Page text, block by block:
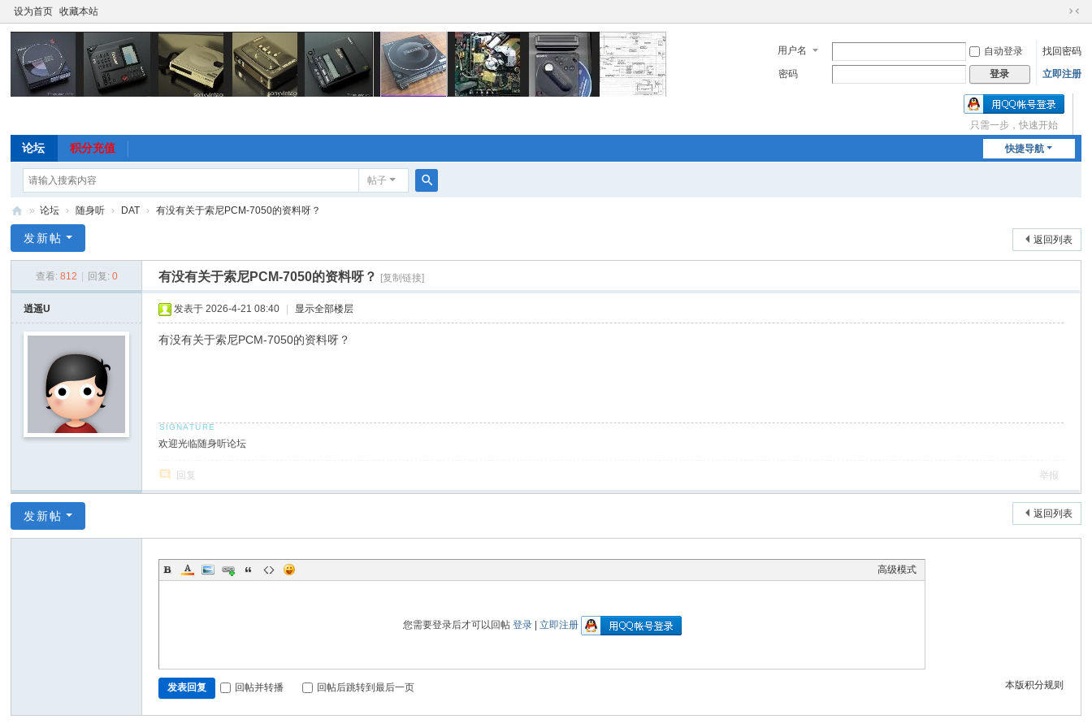
设为首页 收藏本站
切
到
窄
用户名 自动登录
找回密码
密码
登录 立即注册
只需一步，快速开始
快捷导航
论坛 积分充值
帖子
身
论
» 论坛 › 随身听 › DAT › 有没有关于索尼PCM-7050的资料呀？
返回列表
发新帖
查看: 812 | 回复: 0 有没有关于索尼PCM-7050的资料呀？ [复制链接]
逍遥U 发表于 2026-4-21 08:40 | 显示全部楼层
有没有关于索尼PCM-7050的资料呀？
欢迎光临随身听论坛
回复 举报
返回列表
发新帖
高级模式
您需要登录后才可以回帖 登录| 立即注册
本版积分规则
发表回复 回帖并转播 回帖后跳转到最后一页